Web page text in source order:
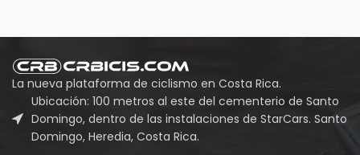
La nueva plataforma de ciclismo en Costa Rica.
Ubicación: 100 metros al este del cementerio de Santo
Domingo, dentro de las instalaciones de StarCars. Santo
Domingo, Heredia, Costa Rica.